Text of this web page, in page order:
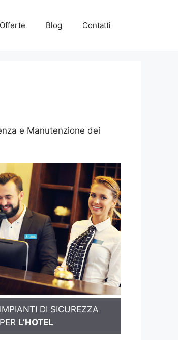
Offerte Blog Contatti
e Manutenzione dei
IMPIANTI DI SICUREZZA
PER L’HOTEL